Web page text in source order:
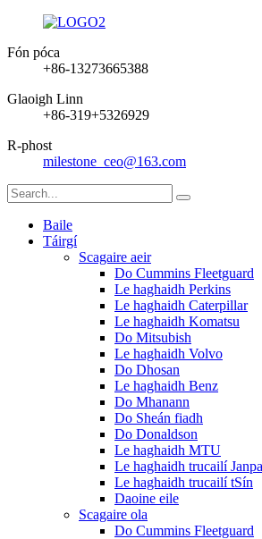
Fón póca
+86-13273665388
Glaoigh Linn
+86-319+5326929
R-phost
milestone_ceo@163.com
Baile
Táirgí
Scagaire aeir
Do Cummins Fleetguard
Le haghaidh Perkins
Le haghaidh Caterpillar
Le haghaidh Komatsu
Do Mitsubish
Le haghaidh Volvo
Do Dhosan
Le haghaidh Benz
Do Mhanann
Do Sheán fiadh
Do Donaldson
Le haghaidh MTU
Le haghaidh trucailí
Le haghaidh trucailí tSín
Daoine eile
Scagaire ola
Do Cummins Fleetguard